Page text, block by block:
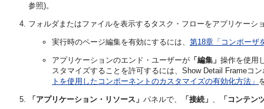
参照)。
フォルダまたはファイルを表示するタスク・フローをアプリケー
実行時のページ編集を有効にするには、 第18章「コンポーザ
アプリケーションのエンド・ユーザーが 「編集」 操作を使用
スタマイズすることを許可するには、Show Detail Frameコ
トを使用したコンポーネントのカスタマイズの有効化方法」
「アプリケーション・リソース」 パネルで、 「接続」 「コンテン